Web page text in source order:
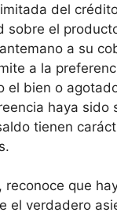
del
sobre el
a su
a la
el bien o
haya sido
tienen
reconoce que
el verdadero